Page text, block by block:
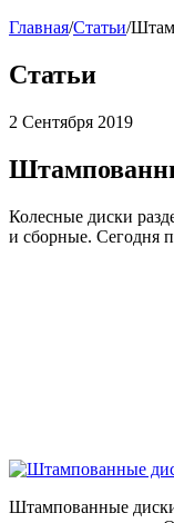
Главная/Статьи/
Статьи
2 Сентября 2019
Колесные диски
и сборные. Сегодня
Штампованные